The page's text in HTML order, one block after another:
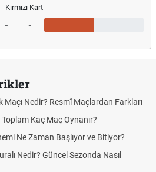
Kırmızı Kart
- -
Maçı Nedir? Resmî Maçlardan Farkları
Kaç Maç Oynanır?
Ne Zaman Başlıyor ve Bitiyor?
Nedir? Güncel Sezonda Nasıl